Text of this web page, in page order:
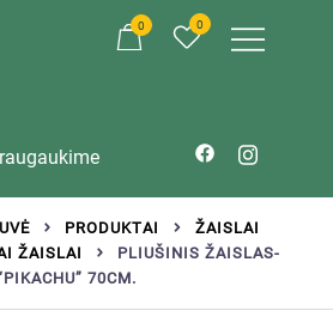
0 0
PRODUKTAI
ŽAISLAI
ŽAISLAI
PLIUŠINIS ŽAISLAS-
70CM.